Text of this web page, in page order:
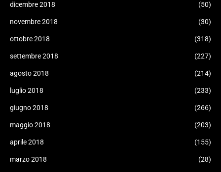
dicembre 2018 (50)
novembre 2018 (30)
ottobre 2018 (318)
settembre 2018 (227)
agosto 2018 (214)
luglio 2018 (233)
giugno 2018 (266)
maggio 2018 (203)
aprile 2018 (155)
marzo 2018 (28)